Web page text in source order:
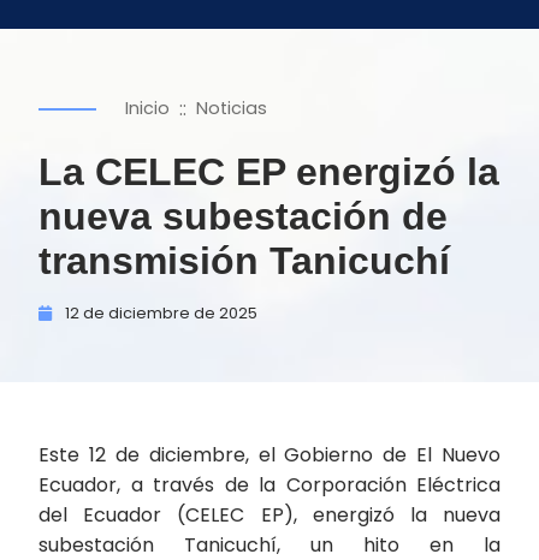
Inicio :: Noticias
La CELEC EP energizó la
nueva subestación de
transmisión Tanicuchí
12 de diciembre de 2025
Este 12 de diciembre, el Gobierno de El Nuevo
Ecuador, a través de la Corporación Eléctrica
del Ecuador (CELEC EP), energizó la nueva
subestación Tanicuchí, un hito en la